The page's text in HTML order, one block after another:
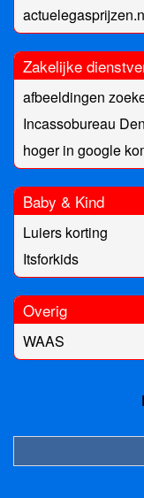
Zakelijke
afbeeldingen
Incassobureau
hoger in google
Baby & Kind
Luiers korting
Itsforkids
Overig
WAAS